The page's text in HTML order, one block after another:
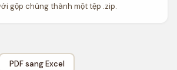
gộp chúng thành một tệp .zip.
PDF sang Excel